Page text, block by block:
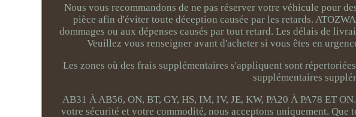
Nous vous recommandons de ne pas réserver votre véhicule pour
pièce afin d'éviter toute déception causée par les retards.
dommages ou aux dépenses causés par tout retard. Les délais de
Veuillez vous renseigner avant d'acheter si vous êtes en
Les zones où des frais supplémentaires s'appliquent sont
supplémentaires
AB31 À AB56, ON, BT, GY, HS, IM, IV, JE, KW, PA20 À PA78 ET
votre sécurité et votre commodité, nous acceptons uniquement.